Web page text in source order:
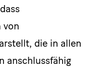
von
die in allen
anschlussfähig